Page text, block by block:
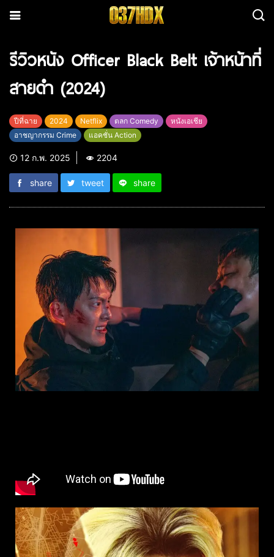
รีวิวหนัง Officer Black Belt เจ้าหน้าที่
สายดํา (2024)
ปีที่ฉาย 2024 Netflix ตลก Comedy
หนังเอเชีย
อาชญากรรม Crime
แอคชั่น Action
12 ก.พ. 2025 2204
share tweet share